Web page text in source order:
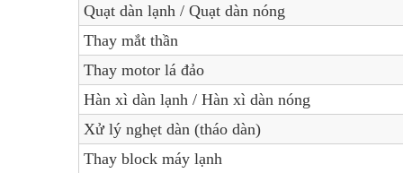
Quạt dàn lạnh / Quạt dàn nóng
Thay mắt thần
Thay motor lá đảo
Hàn xì dàn lạnh / Hàn xì dàn nóng
Xử lý nghẹt dàn (tháo dàn)
Thay block máy lạnh